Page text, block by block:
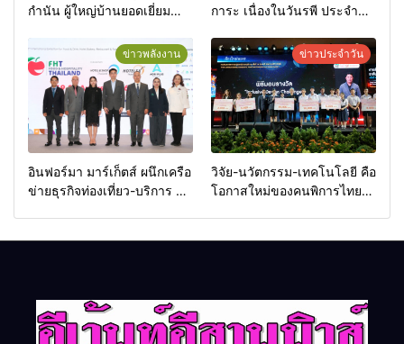
กำนัน ผู้ใหญ่บ้านยอดเยี่ยม
เกียรติยศแห่งการเสียสละ”
การะ เนื่องในวันรพี ประจำปี
วันรพี เพื่อเชื่อมความสัมพันธ์
อันดีของหน่วยงานใน
กระบวนการยุติธรรม
ข่าวพลังงาน
อินฟอร์มา มาร์เก็ตส์ ผนึกเครือ
ข่ายธุรกิจท่องเที่ยว-บริการ จัด
ข่าวประจำวัน
วิจัย-นวัตกรรม-เทคโนโลยี คือ
โอกาสใหม่ของคนพิการไทย